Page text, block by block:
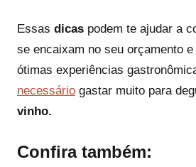
Essas dicas podem te ajudar a
se encaixam no seu orçamento
ótimas experiências
necessário gastar muito para
vinho.
Confira também: